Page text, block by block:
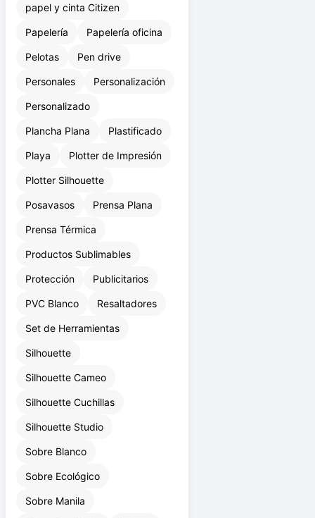
papel y cinta Citizen
Papelería Papelería oficina
Pelotas Pen drive
Personales Personalización
Personalizado
Plancha Plana Plastificado
Playa Plotter de Impresión
Plotter Silhouette
Posavasos Prensa Plana
Prensa Térmica
Productos Sublimables
Protección Publicitarios
PVC Blanco Resaltadores
Set de Herramientas
Silhouette
Silhouette Cameo
Silhouette Cuchillas
Silhouette Studio
Sobre Blanco
Sobre Ecológico
Sobre Manila